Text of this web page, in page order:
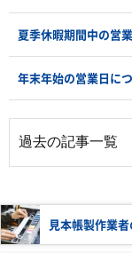
夏季休暇期間中の営
年末年始の営業日に
見本帳製作業者